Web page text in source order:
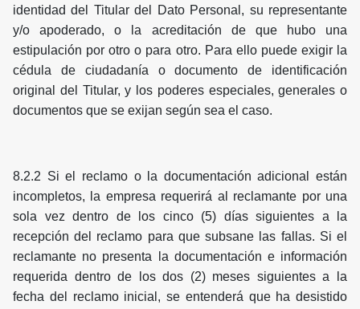
identidad del Titular del Dato Personal, su representante
y/o apoderado, o la acreditación de que hubo una
estipulación por otro o para otro. Para ello puede exigir la
cédula de ciudadanía o documento de identificación
original del Titular, y los poderes especiales, generales o
documentos que se exijan según sea el caso.
8.2.2 Si el reclamo o la documentación adicional están
incompletos, la empresa requerirá al reclamante por una
sola vez dentro de los cinco (5) días siguientes a la
recepción del reclamo para que subsane las fallas. Si el
reclamante no presenta la documentación e información
requerida dentro de los dos (2) meses siguientes a la
fecha del reclamo inicial, se entenderá que ha desistido